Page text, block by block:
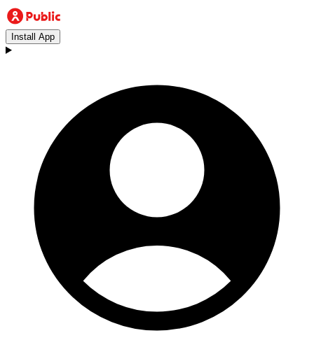
Install App